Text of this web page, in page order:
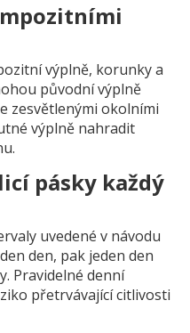
výplně, korunky a
původní výplně
zesvětlenými okolními
výplně nahradit
pásky každý
uvedené v návodu
den, pak jeden den
Pravidelné denní
přetrvávající citlivosti